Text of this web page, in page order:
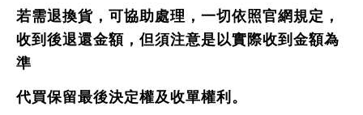
若需退換貨，可協助處理，一切依照官網規定，
收到後退還金額，但須注意是以實際收到金額為
準
代買保留最後決定權及收單權利。